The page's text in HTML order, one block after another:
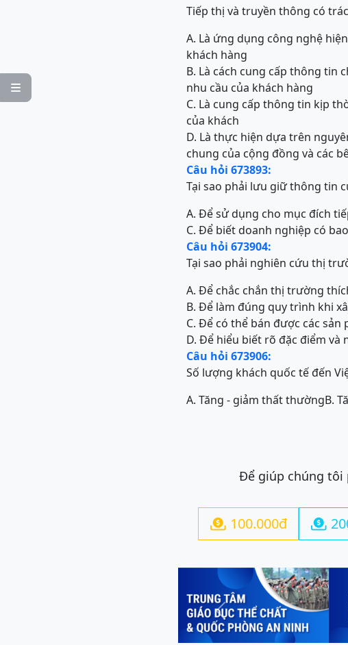

Tiếp thị và truyền thông có
A. Là ứng dụng công nghệ
khách hàng
B. Là cách cung cấp thông tin
nhu cầu của khách hàng
C. Là cung cấp thông tin kịp
của khách
D. Là thực hiện dựa trên
chung của cộng đồng và các
Câu hỏi 673893:
Tại sao phải lưu giữ thông tin
A. Để sử dụng cho mục đích
C. Để biết doanh nghiệp có
Câu hỏi 673904:
Tại sao phải nghiên cứu thị
A. Để chắc chắn thị trường
B. Để làm đúng quy trình khi
C. Để có thể bán được các
D. Để hiểu biết rõ đặc điểm
Câu hỏi 673906:
Số lượng khách quốc tế đến
A. Tăng - giảm thất thườngB.
Để giúp chúng tôi
 100.000đ 
Previous